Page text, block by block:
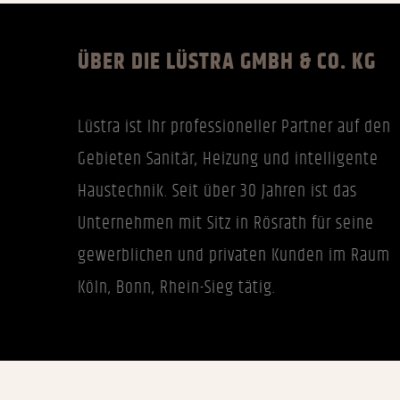
ÜBER DIE LÜSTRA GMBH & CO. KG
Lüstra ist Ihr professioneller Partner auf den
Gebieten Sanitär, Heizung und intelligente
Haustechnik. Seit über 30 Jahren ist das
Unternehmen mit Sitz in Rösrath für seine
gewerblichen und privaten Kunden im Raum
Köln, Bonn, Rhein-Sieg tätig.